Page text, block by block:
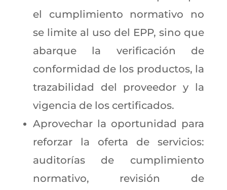
el cumplimiento normativo no
se limite al uso del EPP, sino que
abarque la verificación de
conformidad de los productos, la
trazabilidad del proveedor y la
vigencia de los certificados.
Aprovechar la oportunidad para
reforzar la oferta de servicios:
auditorías de cumplimiento
normativo, revisión de